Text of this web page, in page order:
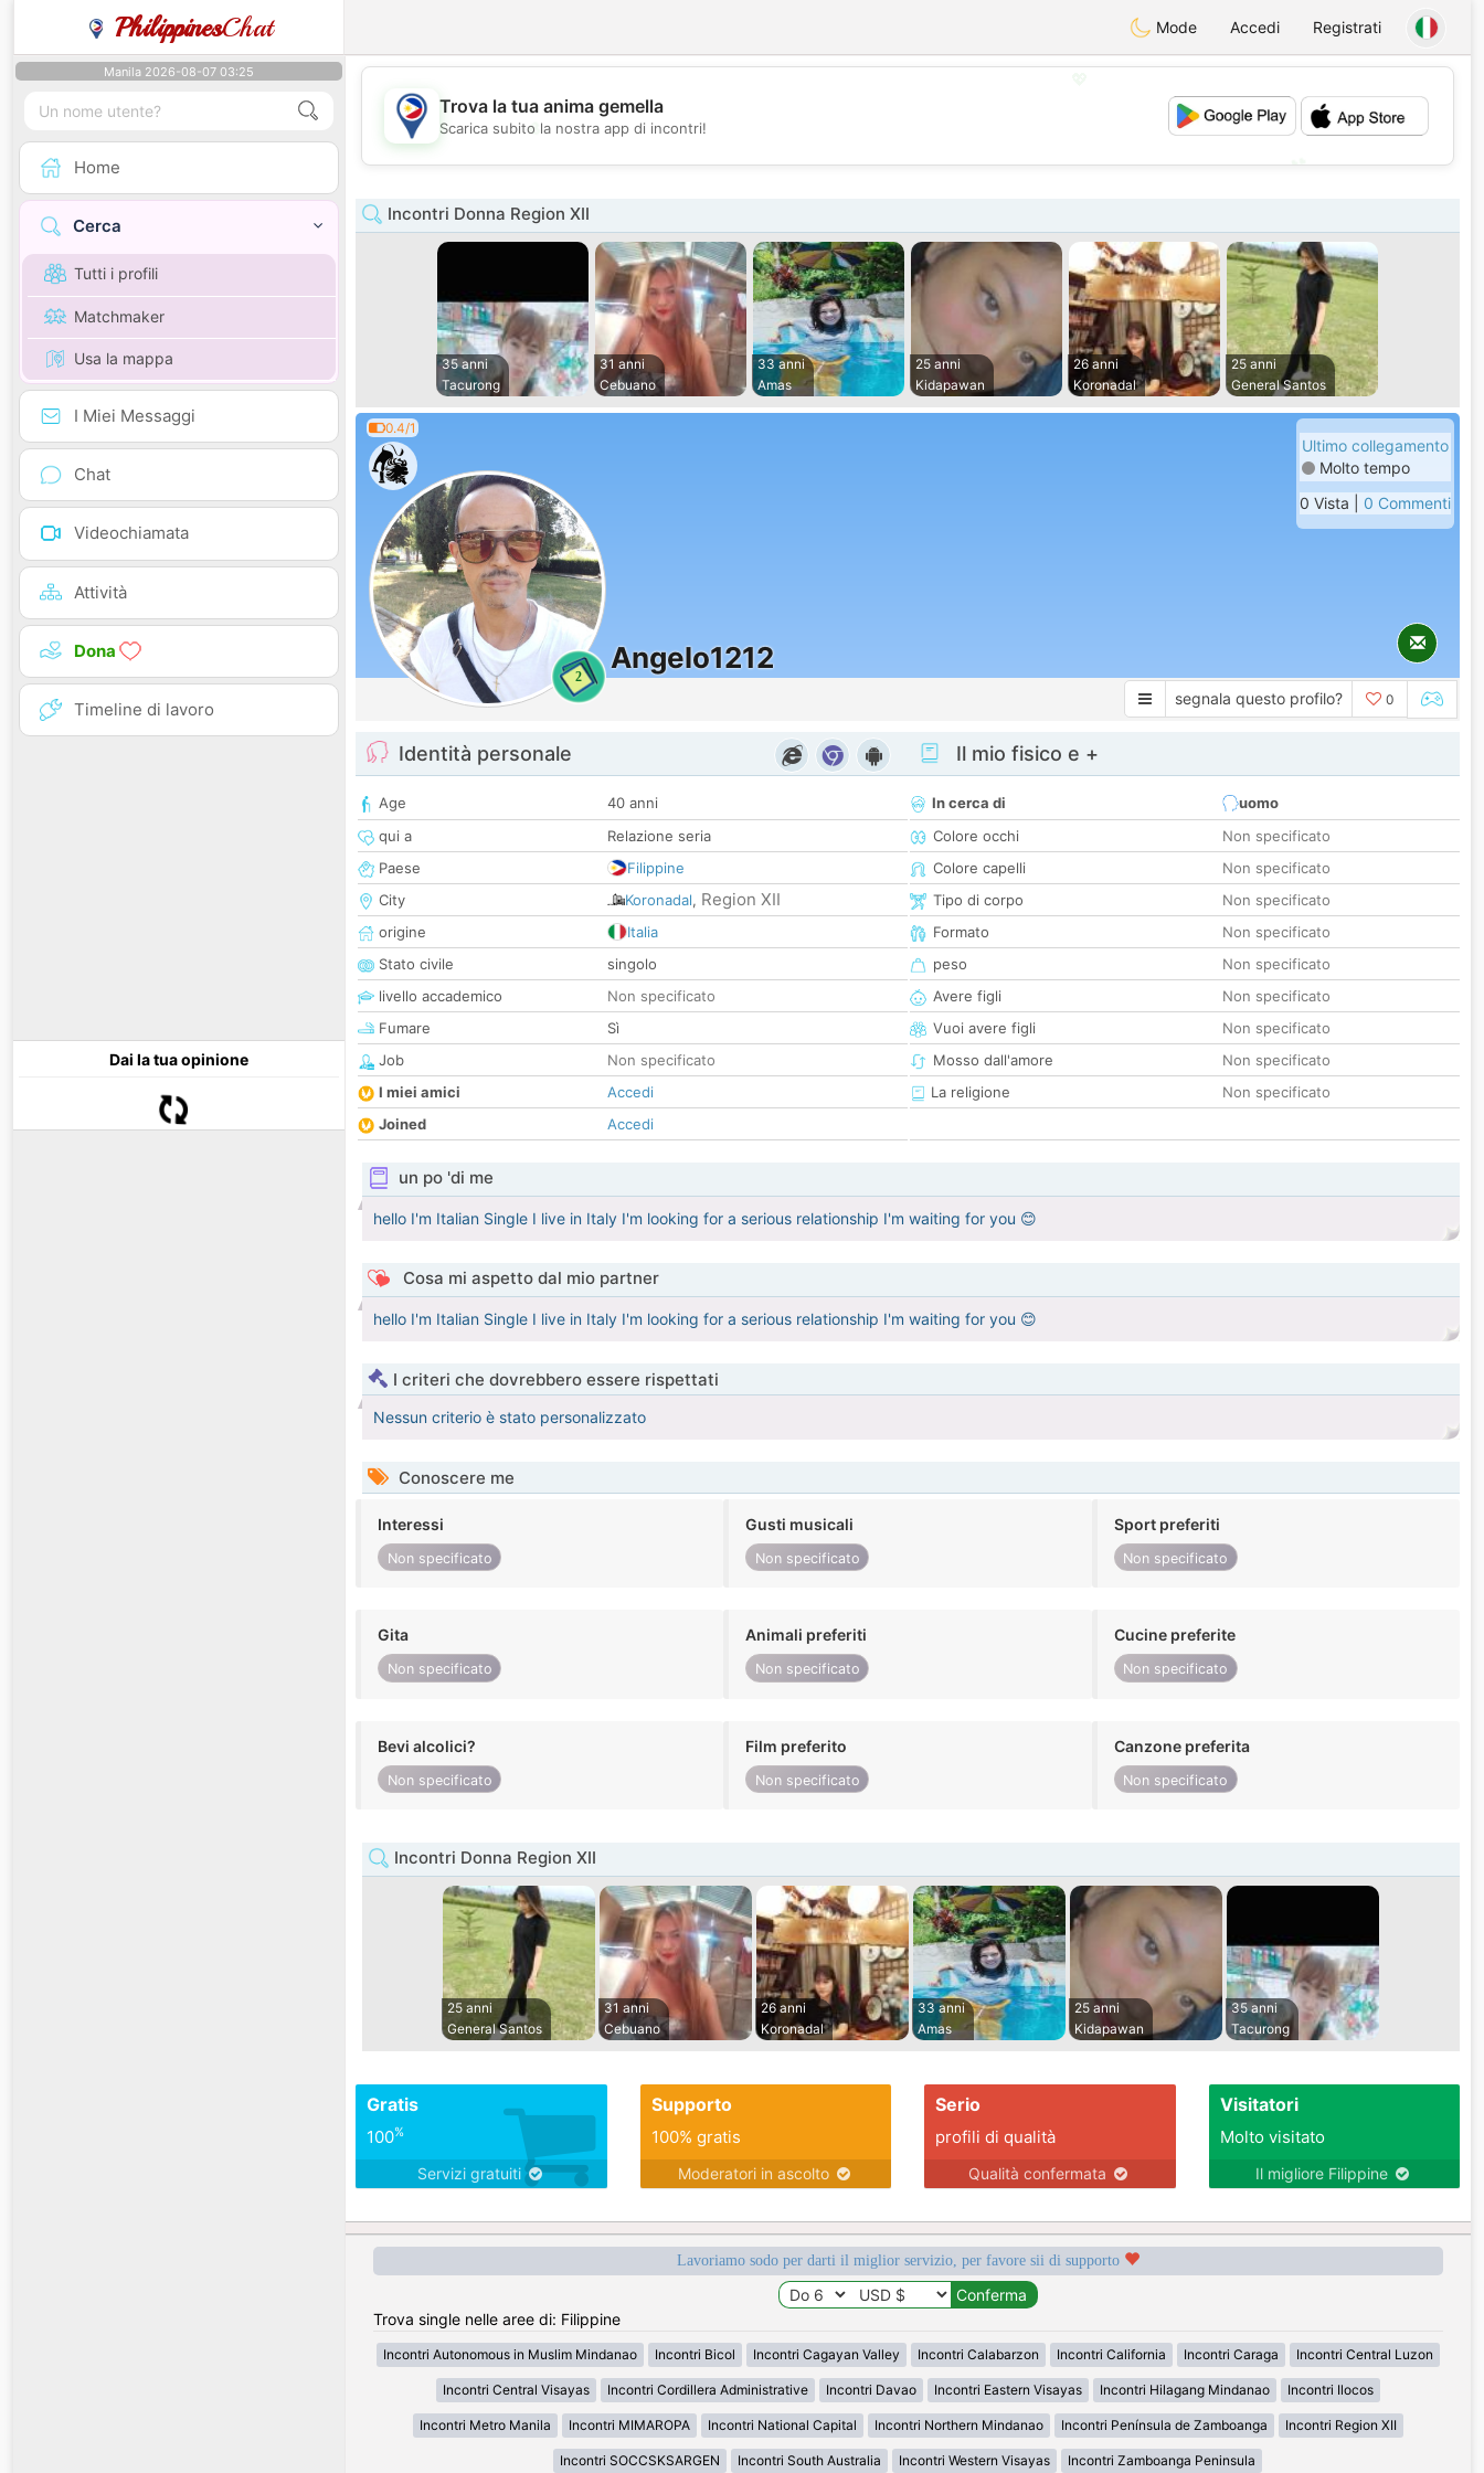
PhilippinesChat Mode Accedi Registrati
Manila 2026-08-07 03:25
Home
Cerca
Tutti i profili
Matchmaker
Usa la mappa
I Miei Messaggi
Chat
Videochiamata
Attività
Dona
Timeline di lavoro
Dai la tua opinione
💖
💕
Trova la tua anima gemella
Scarica subito la nostra app di incontri!
Incontri Donna Region XII
35 anni
Tacurong
31 anni
Cebuano
33 anni
Amas
25 anni
Kidapawan
26 anni
Koronadal
25 anni
General Santos
0.4/1
2
Angelo1212
Ultimo collegamento
Molto tempo
0 Vista | 0 Commenti
segnala questo profilo? 0
Identità personale
Age
40 anni
qui a
Relazione seria
Paese
Filippine
City
Koronadal, Region XII
origine
Italia
Stato civile
singolo
livello accademico
Non specificato
Fumare
Sì
Job
Non specificato
I miei amici
Accedi
Joined
Accedi
Il mio fisico e +
In cerca di
uomo
Colore occhi
Non specificato
Colore capelli
Non specificato
Tipo di corpo
Non specificato
Formato
Non specificato
peso
Non specificato
Avere figli
Non specificato
Vuoi avere figli
Non specificato
Mosso dall'amore
Non specificato
La religione
Non specificato
un po 'di me
hello I'm Italian Single I live in Italy I'm looking for a serious relationship I'm waiting for you 😊
Cosa mi aspetto dal mio partner
hello I'm Italian Single I live in Italy I'm looking for a serious relationship I'm waiting for you 😊
I criteri che dovrebbero essere rispettati
Nessun criterio è stato personalizzato
Conoscere me
Interessi
Non specificato
Gusti musicali
Non specificato
Sport preferiti
Non specificato
Gita
Non specificato
Animali preferiti
Non specificato
Cucine preferite
Non specificato
Bevi alcolici?
Non specificato
Film preferito
Non specificato
Canzone preferita
Non specificato
Incontri Donna Region XII
25 anni
General Santos
31 anni
Cebuano
26 anni
Koronadal
33 anni
Amas
25 anni
Kidapawan
35 anni
Tacurong
Gratis
100%
Servizi gratuiti
Supporto
100% gratis
Moderatori in ascolto
Serio
profili di qualità
Qualità confermata
Visitatori
Molto visitato
Il migliore Filippine
Lavoriamo sodo per darti il miglior servizio, per favore sii di supporto
Trova single nelle aree di: Filippine
Incontri Autonomous in Muslim Mindanao Incontri Bicol Incontri Cagayan Valley Incontri Calabarzon Incontri California Incontri Caraga Incontri Central Luzon
Incontri Central Visayas Incontri Cordillera Administrative Incontri Davao Incontri Eastern Visayas Incontri Hilagang Mindanao Incontri Ilocos
Incontri Metro Manila Incontri MIMAROPA Incontri National Capital Incontri Northern Mindanao Incontri Península de Zamboanga Incontri Region XII
Incontri SOCCSKSARGEN Incontri South Australia Incontri Western Visayas Incontri Zamboanga Peninsula